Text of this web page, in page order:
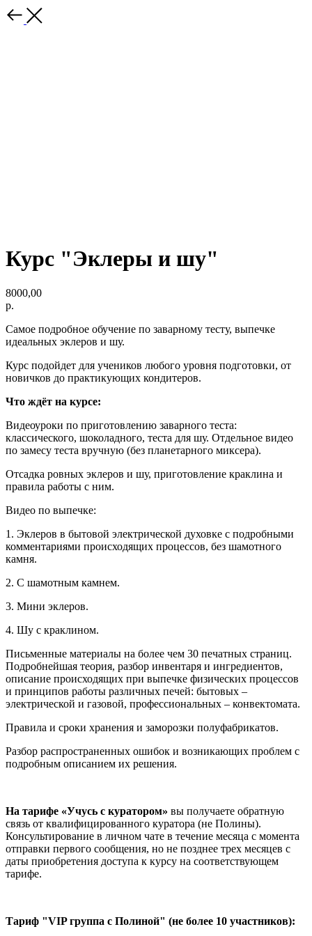
Курс "Эклеры и шу"
8000,00
р.
Самое подробное обучение по заварному тесту, выпечке
идеальных эклеров и шу.
Курс подойдет для учеников любого уровня подготовки, от
новичков до практикующих кондитеров.
Что ждёт на курсе:
Видеоуроки по приготовлению заварного теста:
классического, шоколадного, теста для шу. Отдельное видео
по замесу теста вручную (без планетарного миксера).
Отсадка ровных эклеров и шу, приготовление краклина и
правила работы с ним.
Видео по выпечке:
1. Эклеров в бытовой электрической духовке с подробными
комментариями происходящих процессов, без шамотного
камня.
2. С шамотным камнем.
3. Мини эклеров.
4. Шу с краклином.
Письменные материалы на более чем 30 печатных страниц.
Подробнейшая теория, разбор инвентаря и ингредиентов,
описание происходящих при выпечке физических процессов
и принципов работы различных печей: бытовых –
электрической и газовой, профессиональных – конвектомата.
Правила и сроки хранения и заморозки полуфабрикатов.
Разбор распространенных ошибок и возникающих проблем с
подробным описанием их решения.
На тарифе «Учусь с куратором» вы получаете обратную
связь от квалифицированного куратора (не Полины).
Консультирование в личном чате в течение месяца с момента
отправки первого сообщения, но не позднее трех месяцев с
даты приобретения доступа к курсу на соответствующем
тарифе.
Тариф "VIP группа с Полиной" (не более 10 участников):